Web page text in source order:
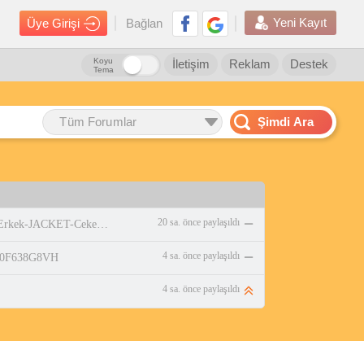
Üye Girişi Bağlan Yeni Kayıt
Destek
Reklam
İletişim
Koyu
Tema
Tüm Forumlar Şimdi Ara
https://www.amazon.com.tr/adidas-Erkek-JACKET-Ceket-WHITE/dp/B0DPBMQX1P 20 sa. önce paylaşıldı
4 sa. önce paylaşıldı
4 sa. önce paylaşıldı